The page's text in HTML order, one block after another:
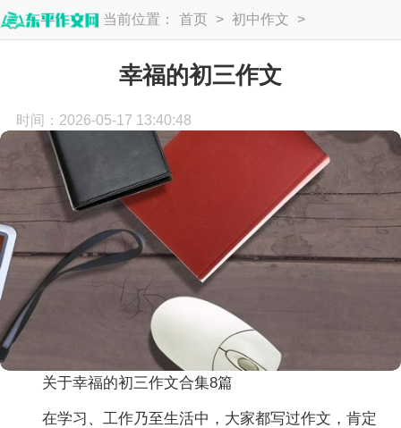
当前位置： 首页 > 初中作文 >
幸福的初三作文
时间：2026-05-17 13:40:48
关于幸福的初三作文合集8篇
在学习、工作乃至生活中，大家都写过作文，肯定